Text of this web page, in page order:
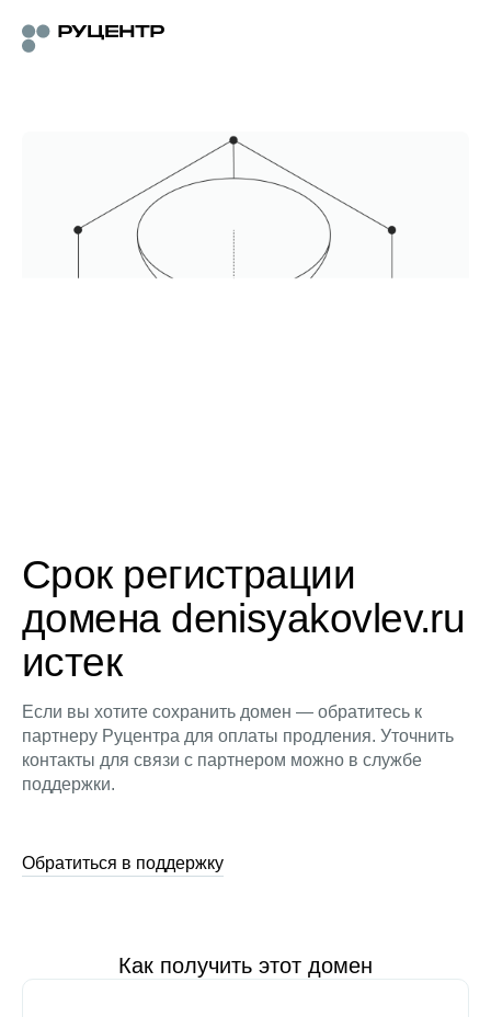
Срок регистрации
домена denisyakovlev.ru
истек
Если вы хотите сохранить домен — обратитесь к
партнеру Руцентра для оплаты продления. Уточнить
контакты для связи с партнером можно в службе
поддержки.
Обратиться в поддержку
Как получить этот домен